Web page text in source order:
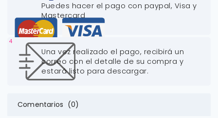
Puedes hacer el pago con paypal, Visa y
Mastercard
4
Una vez realizado el pago, recibirá un
correo con el detalle de su compra y
estará listo para descargar.
Comentarios (0)